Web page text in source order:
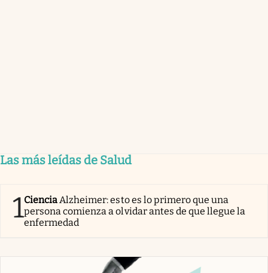
Las más leídas de Salud
1CienciaAlzheimer: esto es lo primero que una
persona comienza a olvidar antes de que llegue la
enfermedad